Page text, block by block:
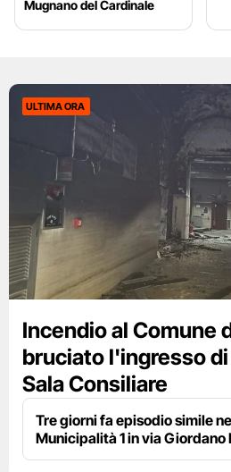
Mugnano del Cardinale
ULTIMA ORA
Incendio al Comune
bruciato l'ingresso
Sala Consiliare
Tre giorni fa episodio simile
Municipalità 1 in via Giordano